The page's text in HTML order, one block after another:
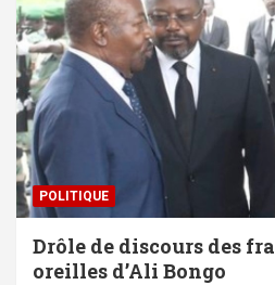
POLITIQUE
Drôle de discours des
oreilles d’Ali Bongo